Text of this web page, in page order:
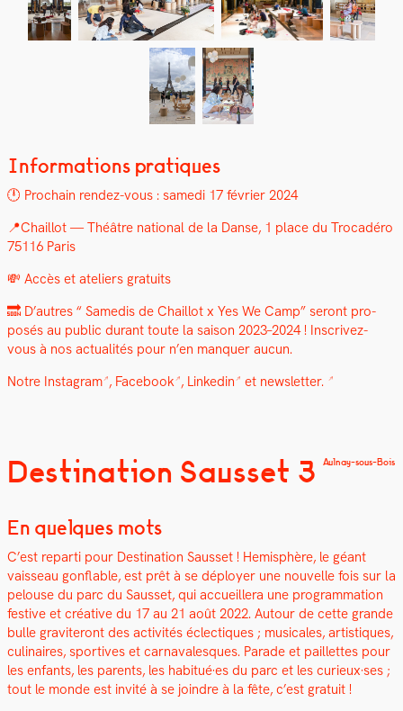
Informations pratiques
🕛 Prochain ren­dez-vous : same­di 17 févri­er 2024
📍Chail­lot — Théâtre nation­al de la Danse, 1 place du Tro­cadéro
75116 Paris
💸 Accès et ate­liers gra­tu­its
🔜 D’autres “ Samedis de Chail­lot x Yes We Camp” seront pro­
posés au pub­lic durant toute la sai­son 2023–2024 ! Inscrivez-
vous à nos actu­al­ités pour n’en man­quer aucun.
Notre Insta­gram , Face­book , Linkedin et newslet­ter.
Destination Sausset 3 Aulnay-sous-Bois
En quelques mots
C’est repar­ti pour Des­ti­na­tion Saus­set ! Hemis­phère, le géant
vais­seau gon­flable, est prêt à se déploy­er une nou­velle fois sur la
pelouse du parc du Saus­set, qui accueillera une pro­gram­ma­tion
fes­tive et créa­tive du 17 au 21 août 2022. Autour de cette grande
bulle graviteront des activ­ités éclec­tiques ; musi­cales, artis­tiques,
culi­naires, sportives et car­nava­lesques. Parade et pail­lettes pour
les enfants, les par­ents, les habitué·es du parc et les curieux·ses ;
tout le monde est invité à se join­dre à la fête, c’est gra­tu­it !